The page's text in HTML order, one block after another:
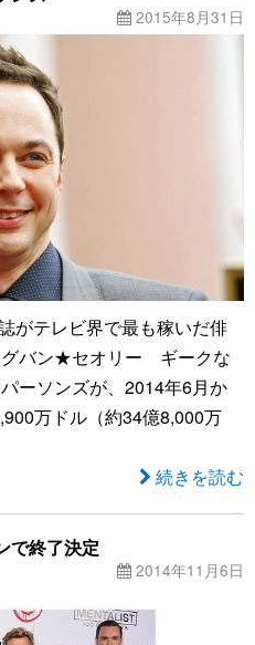
2015年8月31日
がテレビ界で最も稼いだ俳
グバン★セオリー ギークな
ーソンズが、2014年6月か
万ドル（約34億8,000万
続きを読む
で終了決定
2014年11月6日